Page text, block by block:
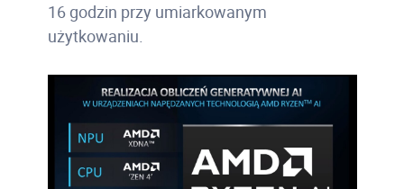
16 godzin przy umiarkowanym
użytkowaniu.